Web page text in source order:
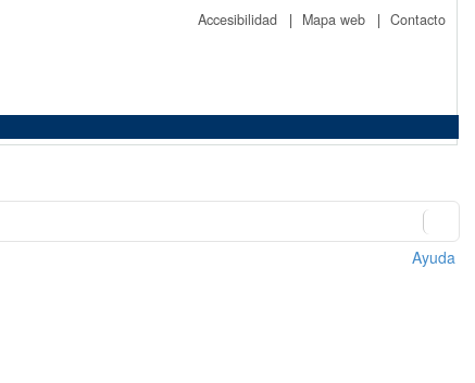
Accesibilidad | Mapa web | Contacto
Ayuda